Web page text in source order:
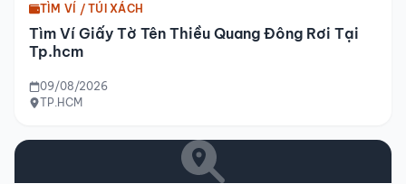
TÌM VÍ / TÚI XÁCH
Tìm Ví Giấy Tờ Tên Thiều Quang Đông Rơi Tại
Tp.hcm
09/08/2026
TP.HCM